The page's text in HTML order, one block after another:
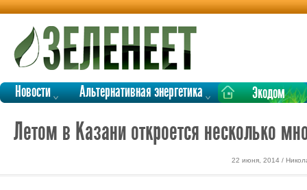
Новости Альтернативная энергетика Экодом
Летом в Казани откроется несколько
22 июня, 2014 /